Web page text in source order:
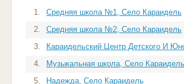
1.
Средняя школа №1, Село Караидель
2.
Средняя школа №2, Село Караидель
3.
Караидельский Центр Детского И
4.
Музыкальная школа, Село Караидель
5.
Надежда, Село Караидель